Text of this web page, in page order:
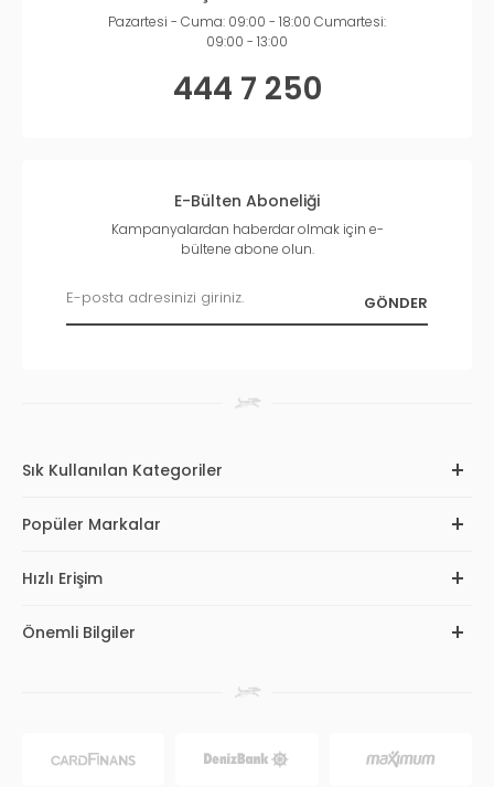
Pazartesi - Cuma: 09:00 - 18:00 Cumartesi:
09:00 - 13:00
444 7 250
E-Bülten Aboneliği
Kampanyalardan haberdar olmak için e-
bültene abone olun.
Sık Kullanılan Kategoriler
Popüler Markalar
Hızlı Erişim
Önemli Bilgiler